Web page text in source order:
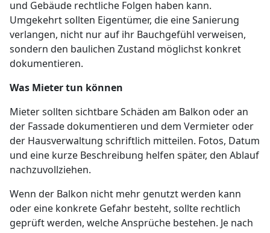
und Gebäude rechtliche Folgen haben kann.
Umgekehrt sollten Eigentümer, die eine Sanierung
verlangen, nicht nur auf ihr Bauchgefühl verweisen,
sondern den baulichen Zustand möglichst konkret
dokumentieren.
Was Mieter tun können
Mieter sollten sichtbare Schäden am Balkon oder an
der Fassade dokumentieren und dem Vermieter oder
der Hausverwaltung schriftlich mitteilen. Fotos, Datum
und eine kurze Beschreibung helfen später, den Ablauf
nachzuvollziehen.
Wenn der Balkon nicht mehr genutzt werden kann
oder eine konkrete Gefahr besteht, sollte rechtlich
geprüft werden, welche Ansprüche bestehen. Je nach